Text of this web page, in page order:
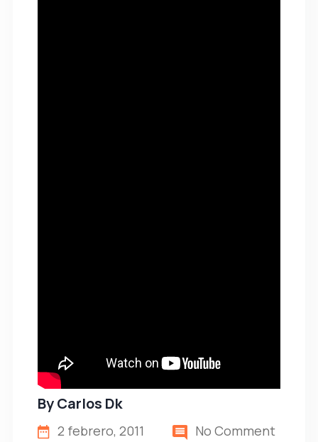
ByCarlos Dk
2 febrero, 2011 No Comment